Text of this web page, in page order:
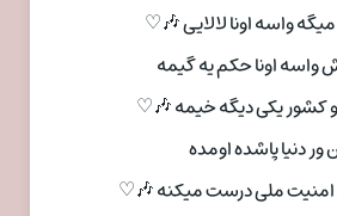
واسه اونا لالایی 🎶♡
واسه اونا حکم یه گیمه
کشور یکی دیگه خیمه 🎶♡
ور دنیا پاشده اومده
ملی درست میکنه 🎶♡